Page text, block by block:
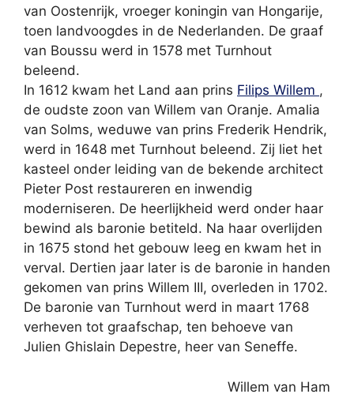
van Oostenrijk, vroeger koningin van Hongarije,
toen landvoogdes in de Nederlanden. De graaf
van Boussu werd in 1578 met Turnhout
beleend.
In 1612 kwam het Land aan prins Filips Willem ,
de oudste zoon van Willem van Oranje. Amalia
van Solms, weduwe van prins Frederik Hendrik,
werd in 1648 met Turnhout beleend. Zij liet het
kasteel onder leiding van de bekende architect
Pieter Post restaureren en inwendig
moderniseren. De heerlijkheid werd onder haar
bewind als baronie betiteld. Na haar overlijden
in 1675 stond het gebouw leeg en kwam het in
verval. Dertien jaar later is de baronie in handen
gekomen van prins Willem III, overleden in 1702.
De baronie van Turnhout werd in maart 1768
verheven tot graafschap, ten behoeve van
Julien Ghislain Depestre, heer van Seneffe.
Willem van Ham